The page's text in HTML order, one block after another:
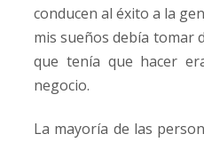
conducen al éxito a la
mis sueños debía tomar
que tenía que hacer
negocio.
La mayoría de las